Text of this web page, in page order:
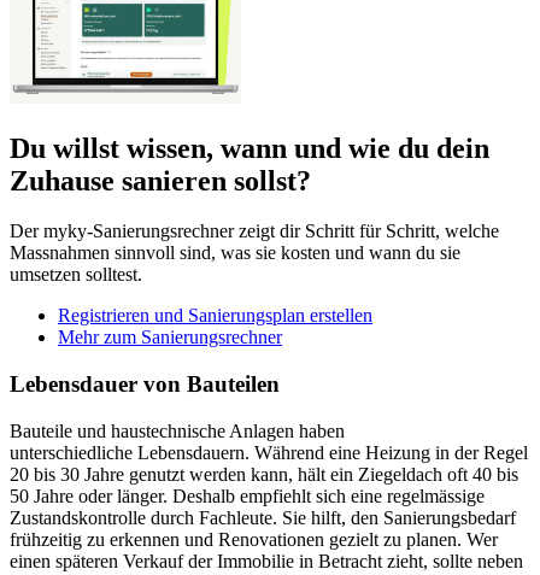
Du willst wissen, wann und wie du dein
Zuhause sanieren sollst?
Der myky-Sanierungsrechner zeigt dir Schritt für Schritt, welche
Massnahmen sinnvoll sind, was sie kosten und wann du sie
umsetzen solltest.
Registrieren und Sanierungsplan erstellen
Mehr zum Sanierungsrechner
Lebensdauer von Bauteilen
Bauteile und haustechnische Anlagen haben
unterschiedliche Lebensdauern. Während eine Heizung in der Regel
20 bis 30 Jahre genutzt werden kann, hält ein Ziegeldach oft 40 bis
50 Jahre oder länger. Deshalb empfiehlt sich eine regelmässige
Zustandskontrolle durch Fachleute. Sie hilft, den Sanierungsbedarf
frühzeitig zu erkennen und Renovationen gezielt zu planen. Wer
einen späteren Verkauf der Immobilie in Betracht zieht, sollte neben